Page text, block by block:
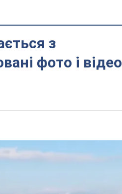
з
фото і відео